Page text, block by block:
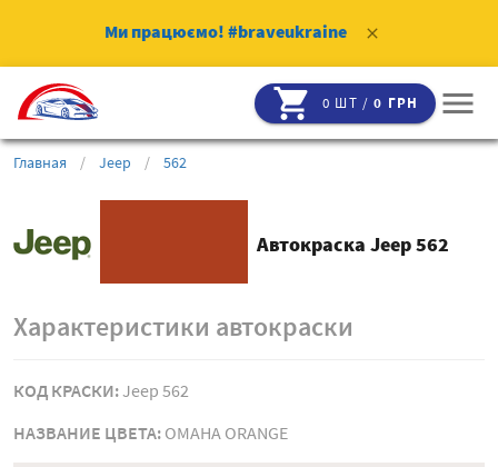
Ми працюємо! #braveukraine clear
shopping_cart 0 ШТ /0 ГРН menu
Главная / Jeep / 562
Автокраска Jeep 562
Характеристики автокраски
КОД КРАСКИ:Jeep 562
НАЗВАНИЕ ЦВЕТА: OMAHA ORANGE